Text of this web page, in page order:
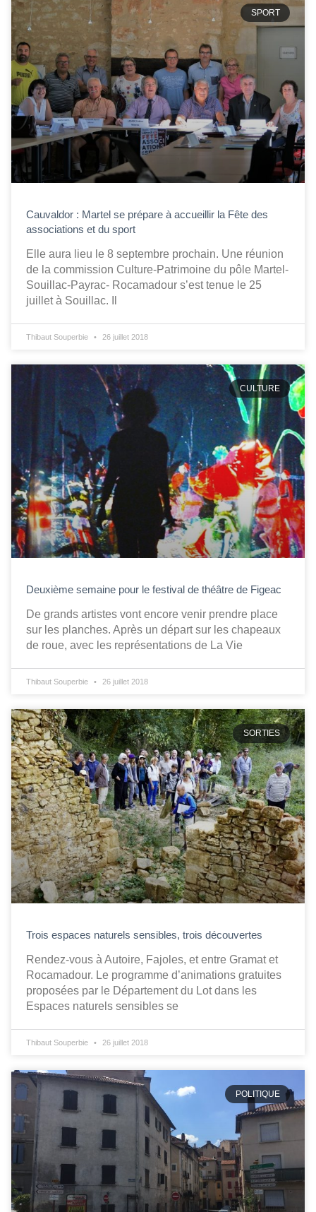
SPORT
Cauvaldor : Martel se prépare à accueillir la Fête des
associations et du sport
Elle aura lieu le 8 septembre prochain. Une réunion
de la commission Culture-Patrimoine du pôle Martel-
Souillac-Payrac- Rocamadour s’est tenue le 25
juillet à Souillac. Il
Thibaut Souperbie 26 juillet 2018
CULTURE
Deuxième semaine pour le festival de théâtre de Figeac
De grands artistes vont encore venir prendre place
sur les planches. Après un départ sur les chapeaux
de roue, avec les représentations de La Vie
Thibaut Souperbie 26 juillet 2018
SORTIES
Trois espaces naturels sensibles, trois découvertes
Rendez-vous à Autoire, Fajoles, et entre Gramat et
Rocamadour. Le programme d’animations gratuites
proposées par le Département du Lot dans les
Espaces naturels sensibles se
Thibaut Souperbie 26 juillet 2018
POLITIQUE